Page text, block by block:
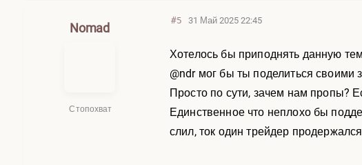
Nomad
Стопохват
#5 31 Май 2025 22:45
Хотелось бы приподнять данную
@ndr мог бы ты поделиться своими
Просто по сути, зачем нам пропы?
Единственное что неплохо бы
слил, ток один трейдер